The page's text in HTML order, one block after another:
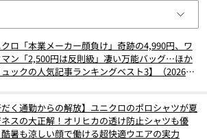
ロ「本業メーカー顔負け」奇跡の4,990円、ワ
ン「2,500円は反則級」凄い万能バッグ…ほか
ュックの人気記事ランキングベスト3】（2026年
だく通勤からの解放】ユニクロのポロシャツが夏
ネスの大正解！オリヒカの透け防止シャツも優
暑も涼しい顔で働ける超快適ウエアの実力